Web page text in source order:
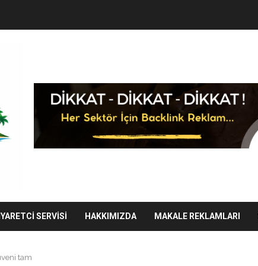
SERVISI HAKKIMIZDA MAKALE REKLAMLARI
tam